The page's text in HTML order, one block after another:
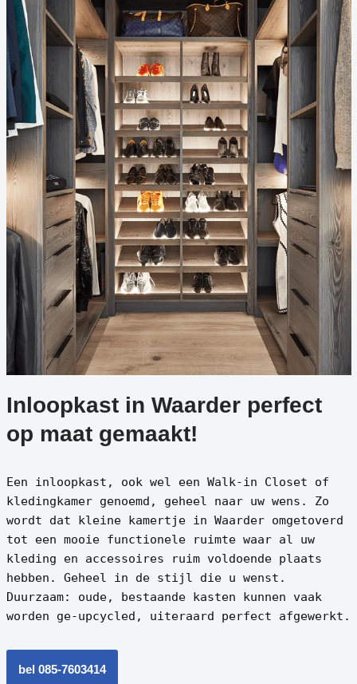
Inloopkast in Waarder perfect
op maat gemaakt!
Een inloopkast, ook wel een Walk-in Closet of
kledingkamer genoemd, geheel naar uw wens. Zo
wordt dat kleine kamertje in Waarder omgetoverd
tot een mooie functionele ruimte waar al uw
kleding en accessoires ruim voldoende plaats
hebben. Geheel in de stijl die u wenst.
Duurzaam: oude, bestaande kasten kunnen vaak
worden ge-upcycled, uiteraard perfect afgewerkt.
bel 085-7603414